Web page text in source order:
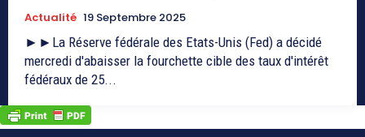
Actualité 19 Septembre 2025
►►La Réserve fédérale des Etats-Unis (Fed) a décidé
mercredi d'abaisser la fourchette cible des taux d'intérêt
fédéraux de 25...